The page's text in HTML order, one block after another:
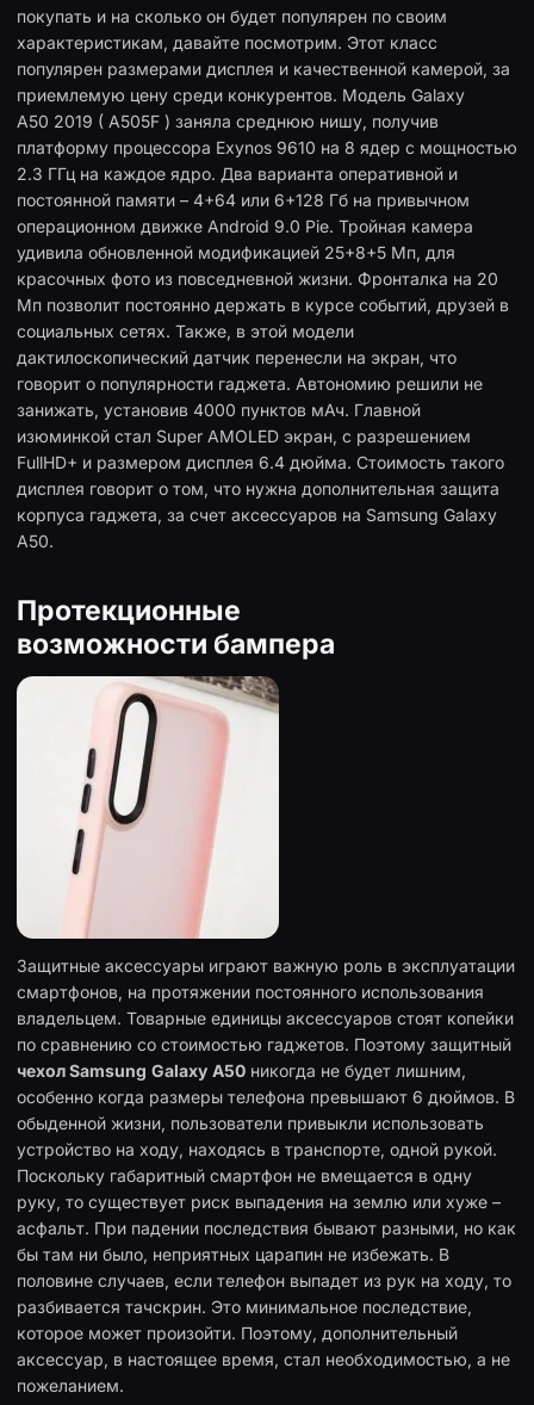
покупать и на сколько он будет популярен по своим
характеристикам, давайте посмотрим. Этот класс
популярен размерами дисплея и качественной камерой, за
приемлемую цену среди конкурентов. Модель Galaxy
A50 2019 ( A505F ) заняла среднюю нишу, получив
платформу процессора Exynos 9610 на 8 ядер с мощностью
2.3 ГГц на каждое ядро. Два варианта оперативной и
постоянной памяти – 4+64 или 6+128 Гб на привычном
операционном движке Android 9.0 Pie. Тройная камера
удивила обновленной модификацией 25+8+5 Мп, для
красочных фото из повседневной жизни. Фронталка на 20
Мп позволит постоянно держать в курсе событий, друзей в
социальных сетях. Также, в этой модели
дактилоскопический датчик перенесли на экран, что
говорит о популярности гаджета. Автономию решили не
занижать, установив 4000 пунктов мАч. Главной
изюминкой стал Super AMOLED экран, с разрешением
FullHD+ и размером дисплея 6.4 дюйма. Стоимость такого
дисплея говорит о том, что нужна дополнительная защита
корпуса гаджета, за счет аксессуаров на Samsung Galaxy
A50.
Протекционные
возможности бампера
Защитные аксессуары играют важную роль в эксплуатации
смартфонов, на протяжении постоянного использования
владельцем. Товарные единицы аксессуаров стоят копейки
по сравнению со стоимостью гаджетов. Поэтому защитный
чехолSamsung Galaxy A50 никогда не будет лишним,
особенно когда размеры телефона превышают 6 дюймов. В
обыденной жизни, пользователи привыкли использовать
устройство на ходу, находясь в транспорте, одной рукой.
Поскольку габаритный смартфон не вмещается в одну
руку, то существует риск выпадения на землю или хуже –
асфальт. При падении последствия бывают разными, но как
бы там ни было, неприятных царапин не избежать. В
половине случаев, если телефон выпадет из рук на ходу, то
разбивается тачскрин. Это минимальное последствие,
которое может произойти. Поэтому, дополнительный
аксессуар, в настоящее время, стал необходимостью, а не
пожеланием.